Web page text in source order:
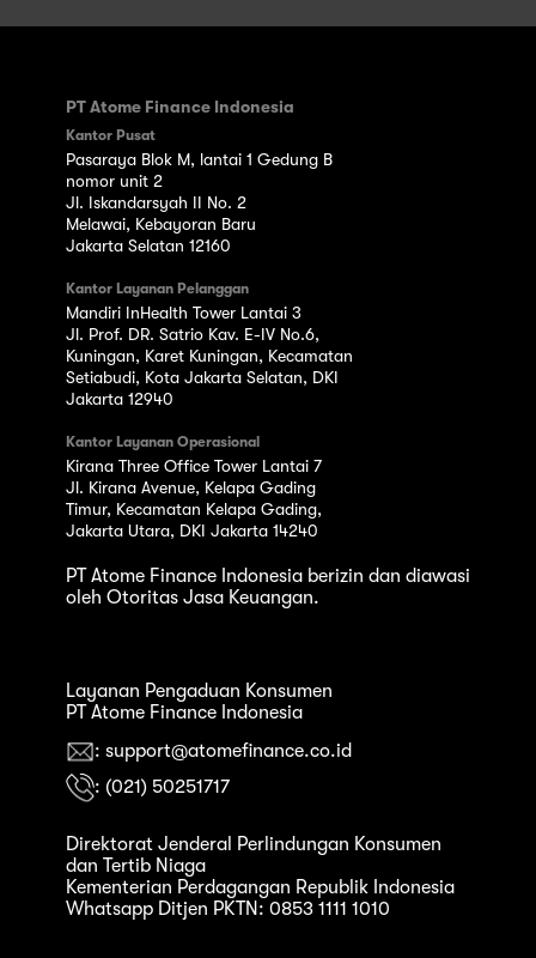
PT Atome Finance Indonesia
Kantor Pusat
Pasaraya Blok M, lantai 1 Gedung B
nomor unit 2
Jl. Iskandarsyah II No. 2
Melawai, Kebayoran Baru
Jakarta Selatan 12160
Kantor Layanan Pelanggan
Mandiri InHealth Tower Lantai 3
Jl. Prof. DR. Satrio Kav. E-IV No.6,
Kuningan, Karet Kuningan, Kecamatan
Setiabudi, Kota Jakarta Selatan, DKI
Jakarta 12940
Kantor Layanan Operasional
Kirana Three Office Tower Lantai 7
Jl. Kirana Avenue, Kelapa Gading
Timur, Kecamatan Kelapa Gading,
Jakarta Utara, DKI Jakarta 14240
PT Atome Finance Indonesia berizin dan diawasi
oleh Otoritas Jasa Keuangan.
Layanan Pengaduan Konsumen
PT Atome Finance Indonesia
: support@atomefinance.co.id
: (021) 50251717
Direktorat Jenderal Perlindungan Konsumen
dan Tertib Niaga
Kementerian Perdagangan Republik Indonesia
Whatsapp Ditjen PKTN: 0853 1111 1010